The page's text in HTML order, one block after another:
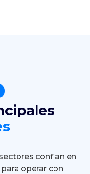
confían en
operar con